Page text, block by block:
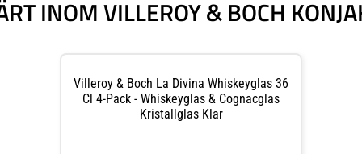
INOM VILLEROY & BOCH
Villeroy & Boch La Divina Whiskeyglas 36
Cl 4-Pack - Whiskeyglas & Cognacglas
Kristallglas Klar